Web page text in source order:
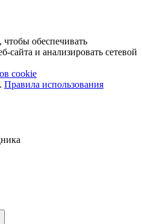
обеспечивать
сайта и анализировать сетевой
cookie
Правила использования